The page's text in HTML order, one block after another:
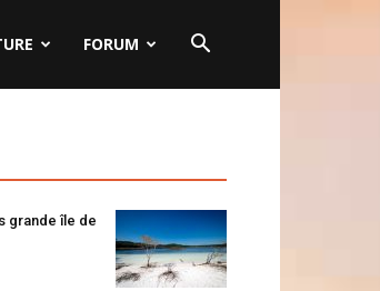
FORUM
grande île de